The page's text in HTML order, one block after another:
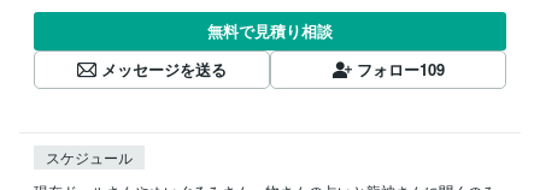
無料で見積り相談
メッセージを送る
フォロー109
スケジュール